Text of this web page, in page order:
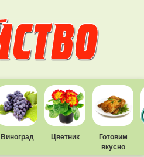
Виноград Цветник
Готовим
вкусно